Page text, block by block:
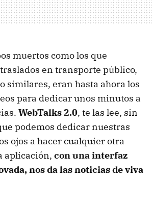
muertos como los que
en transporte público,
similares, eran hasta ahora los
para dedicar unos minutos a
WebTalks 2.0, te las lee, sin
podemos dedicar nuestras
ojos a hacer cualquier otra
aplicación, con una interfaz
nos da las noticias de viva